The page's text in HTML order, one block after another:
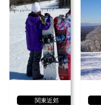
ではないので初心者の私
スキー場の中でも一番
す。デッキには、快適な
す。ソファやクッショ
での滑走の合間や休憩
り便利でした。
関東近郊